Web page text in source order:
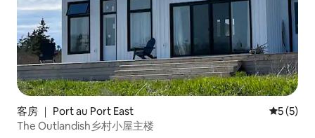
客房 ｜ Port au Port East 平均评分
5 (5)
The Outlandish乡村小屋主楼